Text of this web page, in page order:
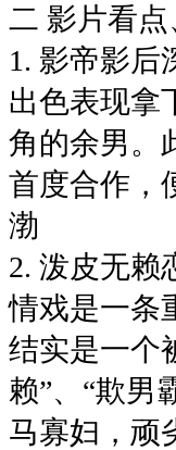
二 影片看点
1. 影帝影后
出色表现拿
角的余男。
首度合作，
渤
2. 泼皮无赖
情戏是一条
结实是一个
赖”、“欺男
马寡妇，顽